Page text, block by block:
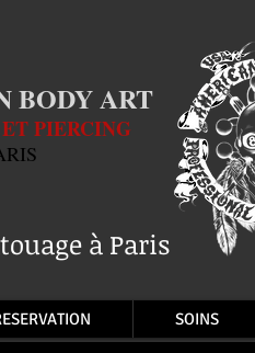
BODY ART
PIERCING
à Paris
SOINS